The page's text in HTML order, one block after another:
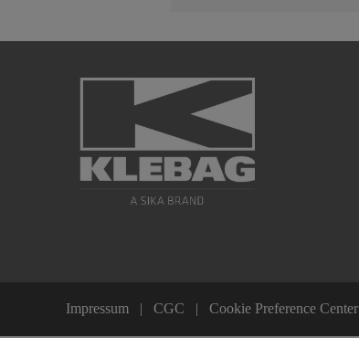
Impressum CGC Cookie Preference Center